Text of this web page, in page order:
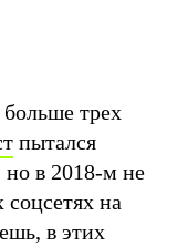
трех
пытался
но в 2018-м не
на
в этих